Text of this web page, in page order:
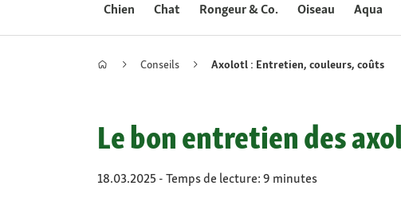
Chien Chat Rongeur & Co. Oiseau Aqua
Conseils Axolotl : Entretien, couleurs, coûts
Le bon entretien des
18.03.2025 - Temps de lecture: 9 minutes